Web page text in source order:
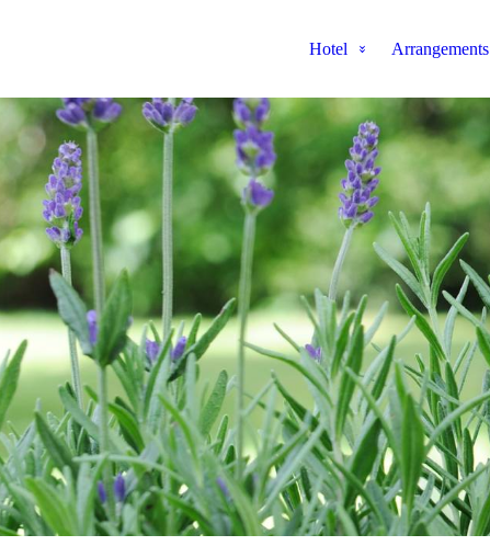
Hotel Arrangements